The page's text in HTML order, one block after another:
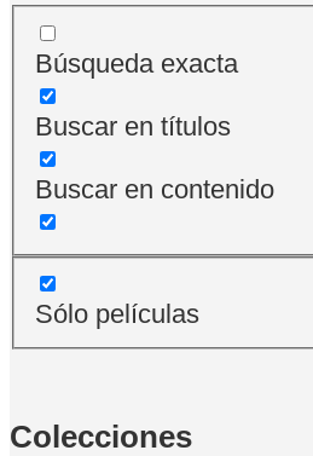
Búsqueda exacta
Buscar en títulos
Buscar en contenido
Sólo películas
Colecciones